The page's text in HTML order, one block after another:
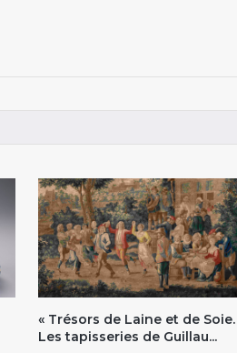
« Trésors de Laine et de Soie.
Les tapisseries de Guillau...